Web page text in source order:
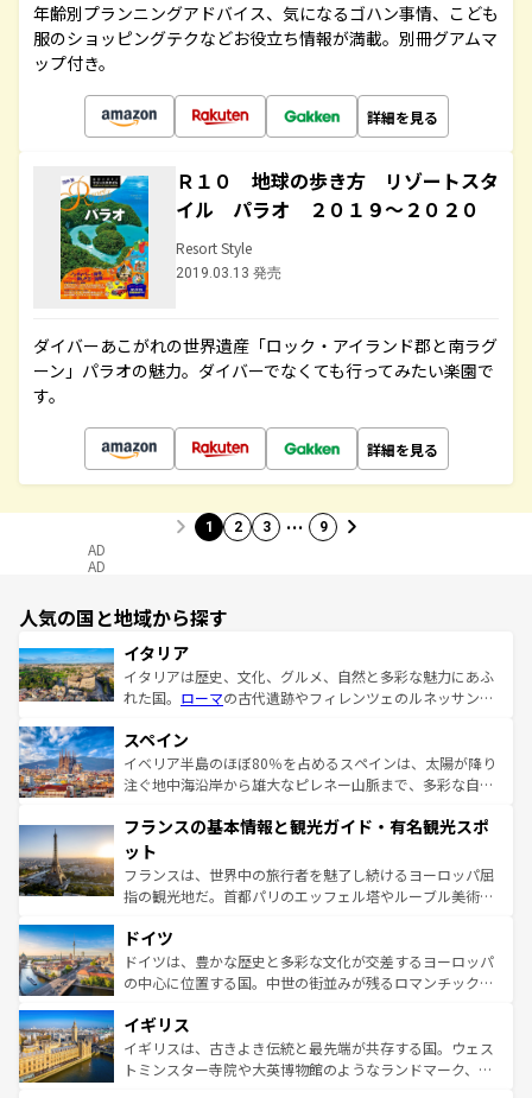
年齢別プランニングアドバイス、気になるゴハン事情、こども
服のショッピングテクなどお役立ち情報が満載。別冊グアムマ
ップ付き。
詳細を見る
Ｒ１０ 地球の歩き方 リゾートスタ
イル パラオ ２０１９～２０２０
Resort Style
2019.03.13 発売
ダイバーあこがれの世界遺産「ロック・アイランド郡と南ラグ
ーン」パラオの魅力。ダイバーでなくても行ってみたい楽園で
す。
詳細を見る
1 2 3 … 9
AD
AD
人気の国と地域から探す
イタリア
イタリアは歴史、文化、グルメ、自然と多彩な魅力にあふ
れた国。 ローマの古代遺跡やフィレンツェのルネッサンス
ろん、トスカーナの美しい田園風景やアマルフィ海岸の絶
景など、自然景観も見逃せない。観光の合間には、本場の
ピザやパスタなど、絶品のイタリア料理を堪能することも
ませてくれるイタリアで、忘れられない旅をしてみよう！
なお、新着のイタリア情報は
しい。
スペイン
イベリア半島のほぼ80％を占めるスペインは、太陽が降り
注ぐ地中海沿岸から雄大なピレネー山脈まで、多彩な自然
文化が根付くこの国では、情熱的なフラメンコ、熱気あふ
れる闘牛、そして美味しいタパスが生活の一部となってい
る。首都マドリードの洗練された雰囲気や、バルセロナの
アートに溢れた街角から、地方では古代ローマ遺跡や中世
せる。地方によって風土や気候が異なるスペインはその個
性で訪れる人を魅了する。 なお、新着のスペイン情報は コ
ンテンツ一覧を参照してほしい。
フランスの基本情報と観光ガイド・有名観光スポ
ット
フランスは、世界中の旅行者を魅了し続けるヨーロッパ屈
指の観光地だ。首都パリのエッフェル塔やルーブル美術館
で、幅広い魅力が詰まっている。華麗な宮殿、歴史的な大
聖堂、美しいビーチ、そして豊かな自然が、訪れる者を心
から魅了する。また、フランスは美食の国としても知ら
いる。シャンパンの発祥地であるランス、プロヴァンスの
香り高いラベンダー畑など、多彩な楽しみ方が可能だ。さ
らに、パリ以外の地域にも魅力が溢れており、どの街角に
ドイツ
ドイツは、豊かな歴史と多彩な文化が交差するヨーロッパ
の中心に位置する国。中世の街並みが残るロマンチック街
顔を持つこの国は、どこを歩いても飽きることがない。ベ
ルリンの文化的活気、バイエルン州のアルプスの絶景、そ
してライン川沿いのワイン畑といった風景は必見。ビール
イギリス
イギリスは、古きよき伝統と最先端が共存する国。ウェス
トミンスター寺院や大英博物館のようなランドマーク、歴